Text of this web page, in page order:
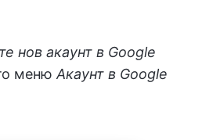
нов акаунт в Google
меню Акаунт в Google